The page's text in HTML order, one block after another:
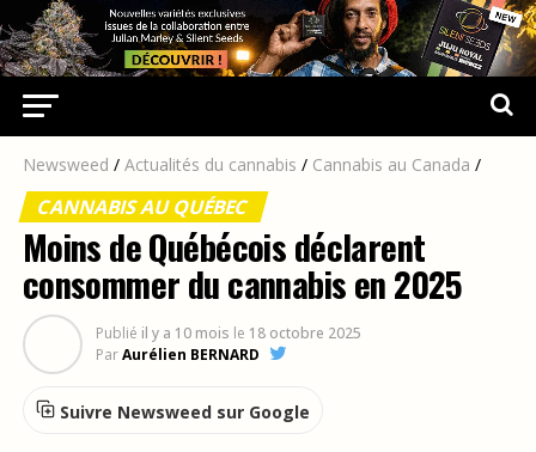
Newsweed / Actualités du cannabis / Cannabis au Canada /
CANNABIS AU QUÉBEC
Moins de Québécois déclarent
consommer du cannabis en 2025
Publié il y a 10 mois le 18 octobre 2025
ParAurélien BERNARD
Suivre Newsweed sur Google